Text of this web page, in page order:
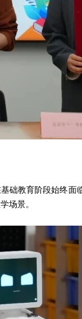
础教育阶段始终
场景。